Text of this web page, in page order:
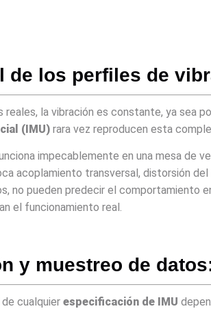
de los perfiles de
reales, la vibración es constante, ya sea
(IMU) rara vez reproducen esta
impecablemente en una mesa de
acoplamiento transversal, distorsión
no pueden predecir el comportamiento
el funcionamiento real.
y muestreo de
cualquier especificación de IMU